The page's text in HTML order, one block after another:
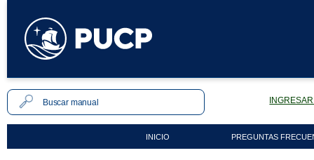
INICIO PREGUNTAS